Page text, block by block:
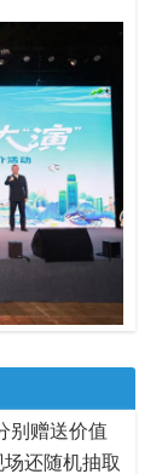
别赠送价值
还随机抽取